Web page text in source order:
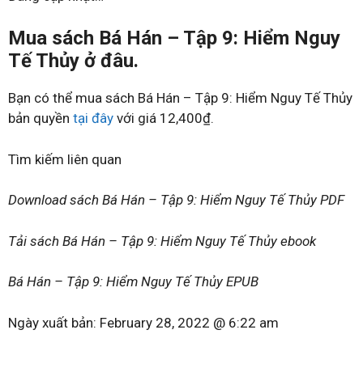
Mua sách Bá Hán – Tập 9: Hiểm Nguy
Tế Thủy ở đâu.
Bạn có thể mua sách Bá Hán – Tập 9: Hiểm Nguy Tế Thủy
bản quyền tại đây với giá 12,400₫.
Tìm kiếm liên quan
Download sách Bá Hán – Tập 9: Hiểm Nguy Tế Thủy PDF
Tải sách Bá Hán – Tập 9: Hiểm Nguy Tế Thủy ebook
Bá Hán – Tập 9: Hiểm Nguy Tế Thủy EPUB
Ngày xuất bản: February 28, 2022 @ 6:22 am